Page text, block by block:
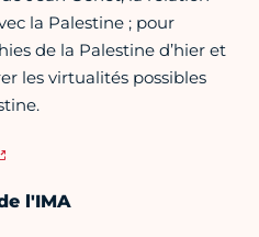
la Palestine ; pour
de la Palestine d’hier et
les virtualités possibles
l'IMA